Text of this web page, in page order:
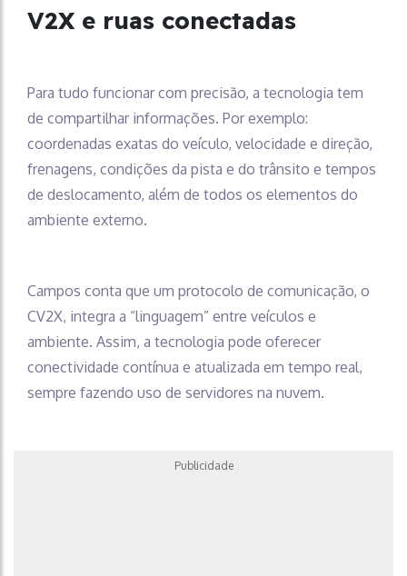
V2X e ruas conectadas
Para tudo funcionar com precisão, a tecnologia tem
de compartilhar informações. Por exemplo:
coordenadas exatas do veículo, velocidade e direção,
frenagens, condições da pista e do trânsito e tempos
de deslocamento, além de todos os elementos do
ambiente externo.
Campos conta que um protocolo de comunicação, o
CV2X, integra a “linguagem” entre veículos e
ambiente. Assim, a tecnologia pode oferecer
conectividade contínua e atualizada em tempo real,
sempre fazendo uso de servidores na nuvem.
Publicidade